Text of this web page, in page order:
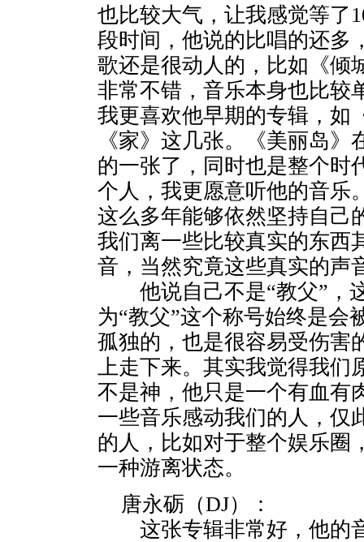
也比较大气，让我感觉等了
段时间，他说的比唱的还多
歌还是很动人的，比如《倾
非常不错，音乐本身也比较
我更喜欢他早期的专辑，如
《家》这几张。《美丽岛
的一张了，同时也是整个时
个人，我更愿意听他的音乐
这么多年能够依然坚持自己
我们离一些比较真实的东西
音，当然究竟这些真实的声
他说自己不是“教父”，
为“教父”这个称号始终是会
孤独的，也是很容易受伤害
上走下来。其实我觉得我们
不是神，他只是一个有血有
一些音乐感动我们的人，仅
的人，比如对于整个娱乐圈
一种游离状态。
唐永砺（DJ）：
这张专辑非常好，他的